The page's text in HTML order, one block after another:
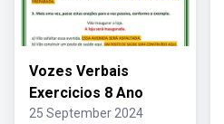
Vozes Verbais
Exercicios 8 Ano
25 September 2024